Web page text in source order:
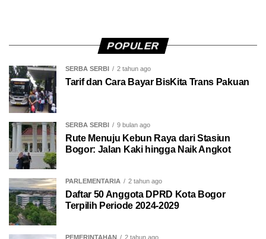
POPULER
SERBA SERBI 2 tahun ago
Tarif dan Cara Bayar BisKita Trans Pakuan
SERBA SERBI 9 bulan ago
Rute Menuju Kebun Raya dari Stasiun
Bogor: Jalan Kaki hingga Naik Angkot
PARLEMENTARIA 2 tahun ago
Daftar 50 Anggota DPRD Kota Bogor
Terpilih Periode 2024-2029
PEMERINTAHAN 2 tahun ago